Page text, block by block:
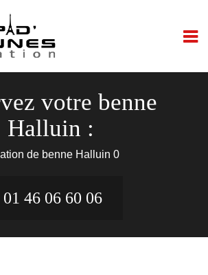
votre benne
Halluin :
de benne Halluin 0
01 46 06 60 06